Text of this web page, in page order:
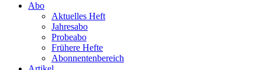
Abo
Aktuelles Heft
Jahresabo
Probeabo
Frühere Hefte
Abonnentenbereich